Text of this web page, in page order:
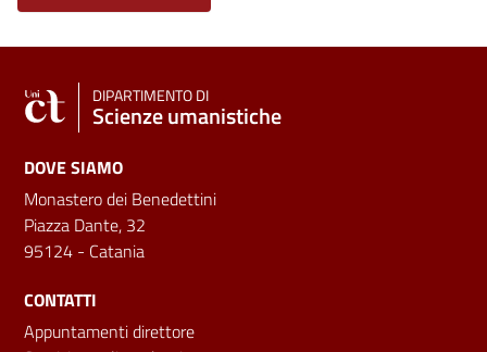
DIPARTIMENTO DI
Scienze umanistiche
DOVE SIAMO
Monastero dei Benedettini
Piazza Dante, 32
95124 - Catania
CONTATTI
Appuntamenti direttore